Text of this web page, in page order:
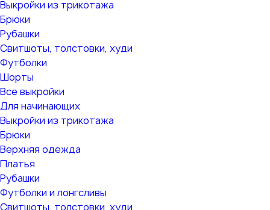
Выкройки из трикотажа
Брюки
Рубашки
Свитшоты, толстовки, худи
Футболки
Шорты
Все выкройки
Для начинающих
Выкройки из трикотажа
Брюки
Верхняя одежда
Платья
Рубашки
Футболки и лонгсливы
Свитшоты, толстовки, худи